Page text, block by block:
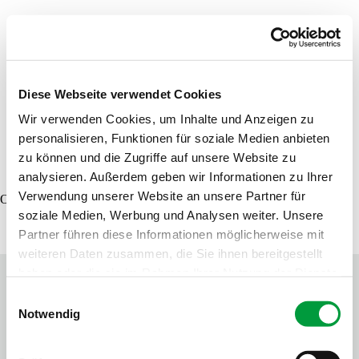
Diese Webseite verwendet Cookies
Wir verwenden Cookies, um Inhalte und Anzeigen zu
personalisieren, Funktionen für soziale Medien anbieten
zu können und die Zugriffe auf unsere Website zu
analysieren. Außerdem geben wir Informationen zu Ihrer
Verwendung unserer Website an unsere Partner für
soziale Medien, Werbung und Analysen weiter. Unsere
Partner führen diese Informationen möglicherweise mit
weiteren Daten zusammen, die Sie ihnen bereitgestellt
Notwendig
Händler finden
Produktsuche
Musterbestellung
DE EN FR
Oops, an error occurred! Code: 202608080132342baafc39